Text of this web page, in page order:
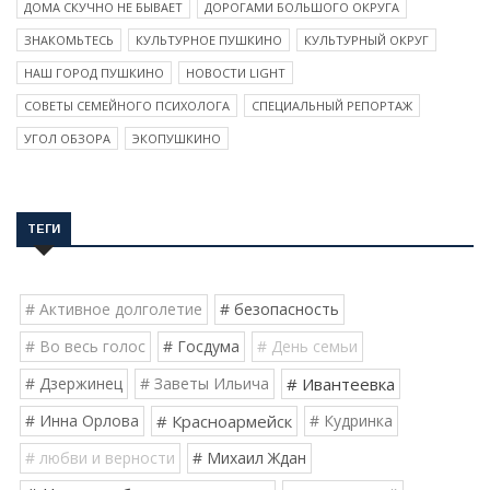
ДОМА СКУЧНО НЕ БЫВАЕТ
ДОРОГАМИ БОЛЬШОГО ОКРУГА
ЗНАКОМЬТЕСЬ
КУЛЬТУРНОЕ ПУШКИНО
КУЛЬТУРНЫЙ ОКРУГ
НАШ ГОРОД ПУШКИНО
НОВОСТИ LIGHT
СОВЕТЫ СЕМЕЙНОГО ПСИХОЛОГА
СПЕЦИАЛЬНЫЙ РЕПОРТАЖ
УГОЛ ОБЗОРА
ЭКОПУШКИНО
ТЕГИ
# Активное долголетие
# безопасность
# Во весь голос
# Госдума
# День семьи
# Дзержинец
# Заветы Ильича # Ивантеевка
# Инна Орлова # Красноармейск
# Кудринка
# любви и верности
# Михаил Ждан